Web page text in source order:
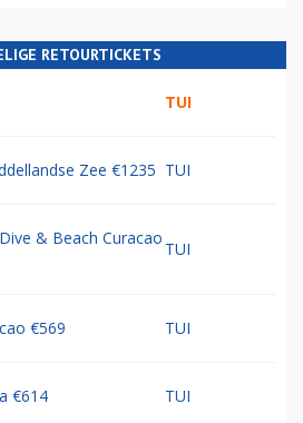
RETOURTICKETS
TUI
Zee €1235 TUI
& Beach Curacao
TUI
€569 TUI
€614 TUI